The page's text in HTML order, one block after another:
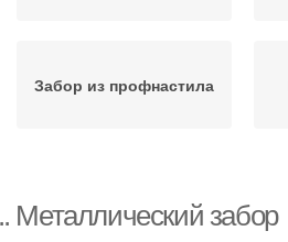
Забор из профнастила
Металлический забор